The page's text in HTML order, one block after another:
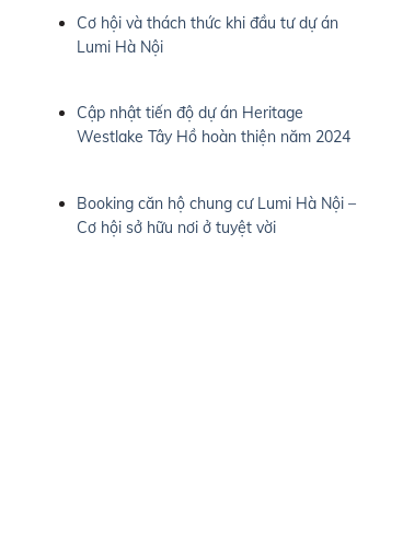
Cơ hội và thách thức khi đầu tư dự án
Lumi Hà Nội
Cập nhật tiến độ dự án Heritage
Westlake Tây Hồ hoàn thiện năm 2024
Booking căn hộ chung cư Lumi Hà Nội –
Cơ hội sở hữu nơi ở tuyệt vời